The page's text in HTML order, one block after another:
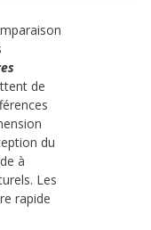
de
du
à
Les
rapide